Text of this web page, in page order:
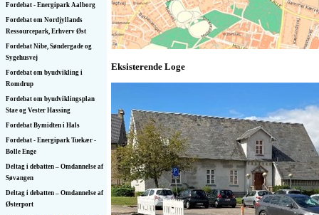
Fordebat - Energipark Aalborg
Fordebat om Nordjyllands
Ressourcepark, Erhverv Øst
Fordebat Nibe, Søndergade og
Sygehusvej
Fordebat om byudvikling i
Romdrup
Fordebat om byudviklingsplan
Stae og Vester Hassing
Fordebat Bymidten i Hals
Fordebat - Energipark Tuekær -
Bolle Enge
Deltag i debatten – Omdannelse af
Søvangen
Deltag i debatten – Omdannelse af
Østerport
Eksisterende Loge